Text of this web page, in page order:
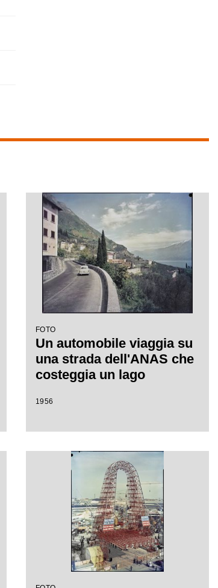
FOTO
Un automobile viaggia su
una strada dell'ANAS che
costeggia un lago
1956